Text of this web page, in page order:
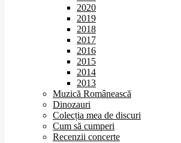
2020
2019
2018
2017
2016
2015
2014
2013
Muzică Românească
Dinozauri
Colecția mea de discuri
Cum să cumperi
Recenzii concerte